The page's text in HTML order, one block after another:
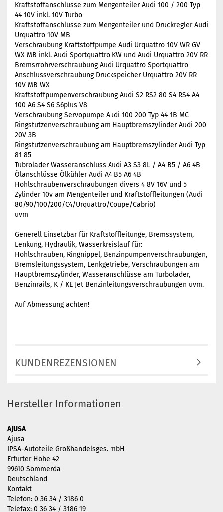
Kraftstoffanschlüsse zum Mengenteiler Audi 100 / 200 Typ
44 10V inkl. 10V Turbo
Kraftstoffanschlüsse zum Mengenteiler und Druckregler Audi
Urquattro 10V MB
Verschraubung Kraftstoffpumpe Audi Urquattro 10V WR GV
WX MB inkl. Audi Sportquattro KW und Audi Urquattro 20V RR
Bremsrrohrverschraubung Audi Urquattro Sportquattro
Anschlussverschraubung Druckspeicher Urquattro 20V RR
10V MB WX
Kraftstoffpumpenverschraubung Audi S2 RS2 80 S4 RS4 A4
100 A6 S4 S6 S6plus V8
Verschraubung Servopumpe Audi 100 200 Typ 44 1B MC
Ringstutzenverschraubung am Hauptbremszylinder Audi 200
20V 3B
Ringstutzenverschraubung am Hauptbremszylinder Audi Typ
81 85
Tubrolader Wasseranschluss Audi A3 S3 8L / A4 B5 / A6 4B
Ölanschlüsse Ölkühler Audi A4 B5 A6 4B
Hohlschraubenverschraubungen divers 4 8V 16V und 5
Zylinder 10v am Mengenteiler und Kraftstoffleitungen (Audi
80/90/100/200/C4/Urquattro/Coupe/Cabrio)
uvm
Generell Einsetzbar für Kraftstoffleitunge, Bremssystem,
Lenkung, Hydraulik, Wasserkreislauf für:
Hohlschrauben, Ringnippel, Benzinpumpenverschraubungen,
Bremsleitungssystem, Lenkgetriebe, Verschraubungen am
Hauptbremszylinder, Wasseranschlüsse am Turbolader,
Benzinrails, K / KE Jet Benzinleitungsverschraubungen uvm.
Auf Abmessung achten!
KUNDENREZENSIONEN
Hersteller Informationen
AJUSA
Ajusa
IPSA-Autoteile Großhandelsges. mbH
Erfurter Höhe 42
99610 Sömmerda
Deutschland
Kontakt
Telefon: 0 36 34 / 3186 0
Telefax: 0 36 34 / 3186 19